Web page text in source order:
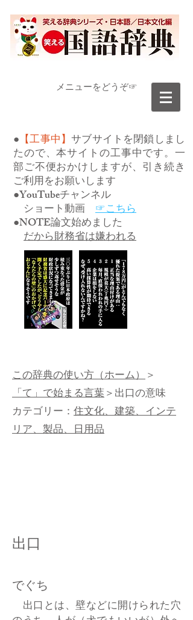
​メニューをどうぞ☞
● 【工事中】サブサイトを閉鎖しまし
たので、本サイトの工事中です。一
部ご不便おかけしますが、引き続き
ご利用をお願いします
●YouTubeチャンネル
ショート動画 ☞こちら
●NOTE論文始めました
だから財務省は嫌われる
この辞典の使い方（ホーム）＞
「て」で始まる言葉＞出口の意味
カテゴリー： 住文化、建築、インテ
リア、製品、日用品
出口
でぐち
出口とは、壁などに開けられた穴